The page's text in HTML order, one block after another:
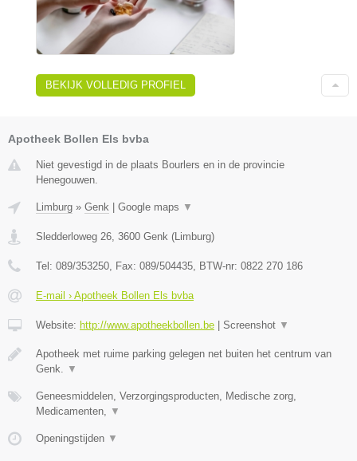
BEKIJK VOLLEDIG PROFIEL
Apotheek Bollen Els bvba
Niet gevestigd in de plaats Bourlers en in de provincie
Henegouwen.
Limburg » Genk Google maps ▼
Sledderloweg 26, 3600 Genk (Limburg)
Tel: 089/353250, Fax: 089/504435, BTW-nr: 0822 270 186
E-mail › Apotheek Bollen Els bvba
Website: http://www.apotheekbollen.be Screenshot ▼
Apotheek met ruime parking gelegen net buiten het centrum van
Genk. ▼
Geneesmiddelen, Verzorgingsproducten, Medische zorg,
Medicamenten, ▼
Openingstijden ▼